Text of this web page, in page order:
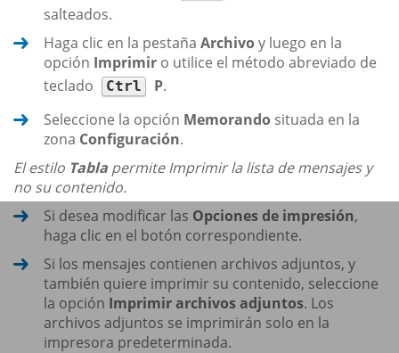
salteados.
Haga clic en la pestaña Archivoy luego en la
opción Imprimir o utilice el método abreviado de
teclado
Ctrl P.
Seleccione la opción Memorando situada en la
zona Configuración.
El estilo Tabla permite Imprimir la lista de mensajes y
no su contenido.
Si desea modificar las Opciones de impresión,
haga clic en el botón correspondiente.
Si los mensajes contienen archivos adjuntos, y
también quiere imprimir su contenido, seleccione
la opción Imprimir archivos adjuntos. Los
archivos adjuntos se imprimirán solo en la
impresora predeterminada.